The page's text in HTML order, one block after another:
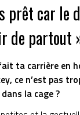
prêt car le
de partout
ta carrière en
ce n’est pas
dans la cage ?